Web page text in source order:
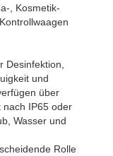
, Kosmetik-
Desinfektion,
und
über
nach IP65 oder
Wasser und
Rolle